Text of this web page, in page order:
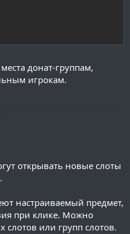
донат-группам,
игрокам.
открывать новые слоты
настраиваемый предмет,
при клике. Можно
слотов или групп слотов.